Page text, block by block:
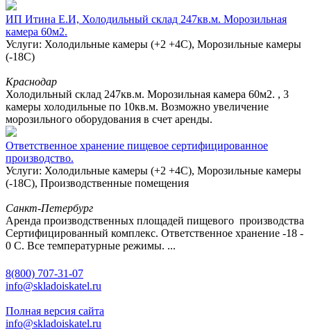
ИП Итина Е.И, Холодильный склад 247кв.м. Морозильная
камера 60м2.
Услуги: Холодильные камеры (+2 +4С), Морозильные камеры
(-18С)
Краснодар
Холодильный склад 247кв.м. Морозильная камера 60м2. , 3
камеры холодильные по 10кв.м. Возможно увеличение
морозильного оборудования в счет аренды.
Ответственное хранение пищевое сертифицированное
производство.
Услуги: Холодильные камеры (+2 +4С), Морозильные камеры
(-18С), Производственные помещения
Санкт-Петербург
Аренда производственных площадей пищевого производства
Сертифицированный комплекс. Ответственное хранение -18 -
0 С. Все температурные режимы. ...
8(800) 707-31-07
info@skladoiskatel.ru
Полная версия сайта
info@skladoiskatel.ru